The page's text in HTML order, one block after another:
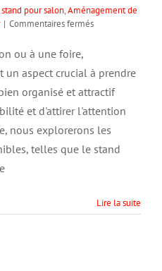
pour salon,Aménagement de
| Commentaires ferméssur
de
stand
d’un
salon
ou
d’une
les
ou à une foire,
un aspect crucial à prendre
organisé et attractif
et d'attirer l'attention
nous explorerons les
telles que le stand
Lire la suite